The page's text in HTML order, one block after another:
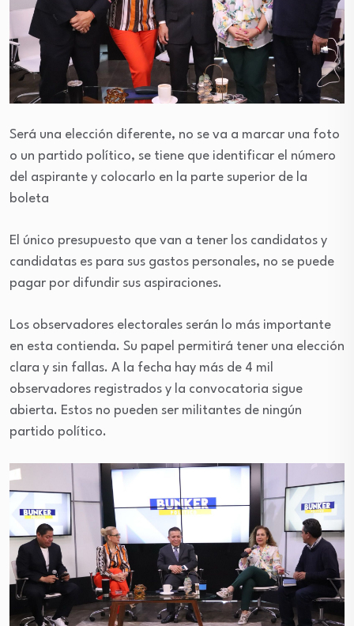
Será una elección diferente, no se va a marcar una foto
o un partido político, se tiene que identificar el número
del aspirante y colocarlo en la parte superior de la
boleta
El único presupuesto que van a tener los candidatos y
candidatas es para sus gastos personales, no se puede
pagar por difundir sus aspiraciones.
Los observadores electorales serán lo más importante
en esta contienda. Su papel permitirá tener una elección
clara y sin fallas. A la fecha hay más de 4 mil
observadores registrados y la convocatoria sigue
abierta. Estos no pueden ser militantes de ningún
partido político.